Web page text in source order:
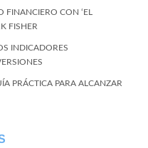
FINANCIERO CON ‘EL
FISHER
INDICADORES
PRÁCTICA PARA ALCANZAR